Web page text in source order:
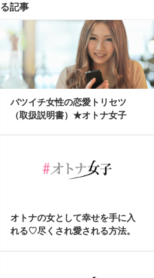
記事
バツイチ女性の恋愛トリセツ
（取扱説明書）★オトナ女子
オトナの女として幸せを手に入
れる♡尽くされ愛される方法。